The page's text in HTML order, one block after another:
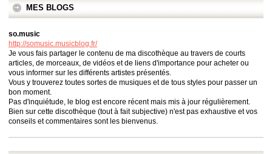
MES BLOGS
so.music
http://somusic.musicblog.fr/
Je vous fais partager le contenu de ma discothèque au travers de courts
articles, de morceaux, de vidéos et de liens d'importance pour acheter ou
vous informer sur les différents artistes présentés.
Vous y trouverez toutes sortes de musiques et de tous styles pour passer un
bon moment.
Pas d'inquiétude, le blog est encore récent mais mis à jour régulièrement.
Bien sur cette discothèque (tout à fait subjective) n'est pas exhaustive et vos
conseils et commentaires sont les bienvenus.